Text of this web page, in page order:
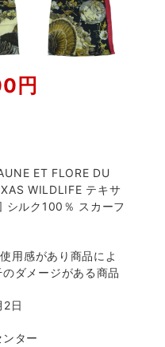
円
ET FLORE DU
WILDLIFE テキサ
シルク100％ スカーフ
用感があり商品によ
のダメージがある商品
日
ター